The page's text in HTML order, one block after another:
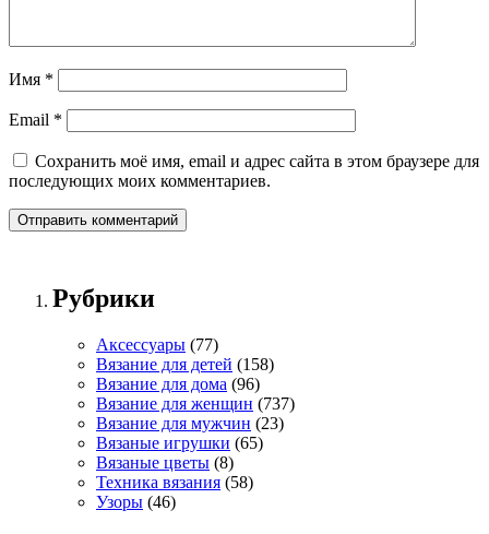
Имя *
Email *
Сохранить моё имя, email и адрес сайта в этом браузере для
последующих моих комментариев.
Рубрики
Аксессуары (77)
Вязание для детей (158)
Вязание для дома (96)
Вязание для женщин (737)
Вязание для мужчин (23)
Вязаные игрушки (65)
Вязаные цветы (8)
Техника вязания (58)
Узоры (46)